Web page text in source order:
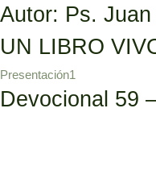
Ir
contenido
Autor: Ps.
UN LIBRO
Presentación1
Devocional 59